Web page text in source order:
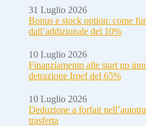
31 Luglio 2026
Bonus e stock option: come
dall’addizionale del 10%
10 Luglio 2026
Finanziamento alle start up
detrazione Irpef del 65%
10 Luglio 2026
Deduzione a forfait
trasferta